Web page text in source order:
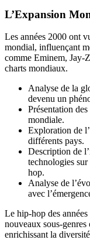
L’Expansion
Les années 2000 ont
mondial, influençant
comme Eminem, Jay-
charts mondiaux.
Analyse de la
devenu un
Présentation
mondiale.
Exploration de
différents pays.
Description de
technologies
hop.
Analyse de
avec
Le hip-hop des
nouveaux sous-
enrichissant la